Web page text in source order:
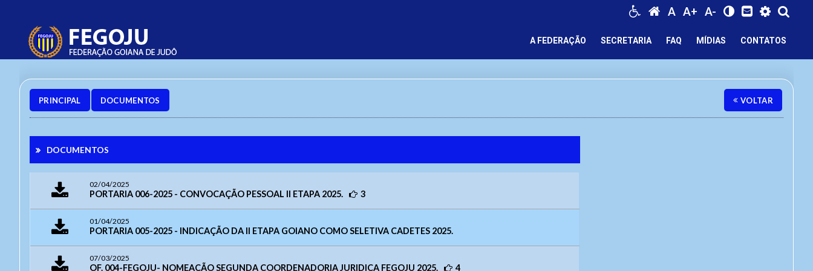
A A+ A-
A FEDERAÇÃO SECRETARIA FAQ MÍDIAS CONTATOS
PRINCIPAL DOCUMENTOS VOLTAR
DOCUMENTOS
02/04/2025
PORTARIA 006-2025 - CONVOCAÇÃO PESSOAL II ETAPA 2025. 3
01/04/2025
PORTARIA 005-2025 - INDICAÇÃO DA II ETAPA GOIANO COMO SELETIVA CADETES 2025.
07/03/2025
OF. 004-FEGOJU- NOMEAÇÃO SEGUNDA COORDENADORIA JURIDICA FEGOJU 2025. 4